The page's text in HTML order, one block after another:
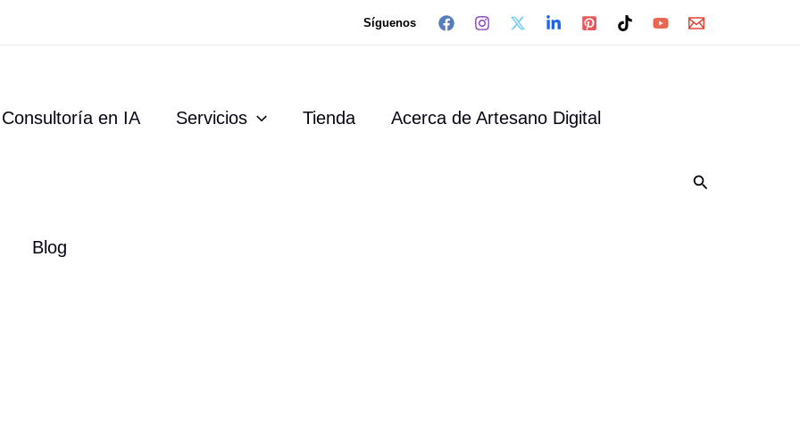
Síguenos
Consultoría en IA Servicios Tienda Acerca de Artesano Digital
Blog
Buscar